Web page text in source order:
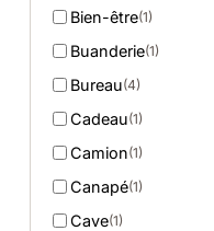
Bien-être(1)
Buanderie(1)
Bureau(4)
Cadeau(1)
Camion(1)
Canapé(1)
Cave(1)